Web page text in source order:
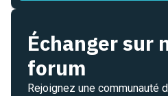
Échanger sur
forum
Rejoignez une communauté